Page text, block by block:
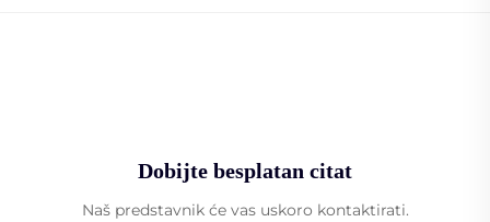
Dobijte besplatan citat
Naš predstavnik će vas uskoro kontaktirati.